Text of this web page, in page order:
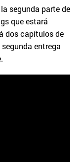
segunda parte de
que estará
dos capítulos de
entrega